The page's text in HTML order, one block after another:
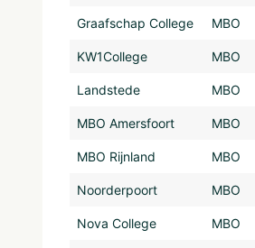
Graafschap College MBO
KW1College MBO
Landstede MBO
MBO Amersfoort MBO
MBO Rijnland MBO
Noorderpoort MBO
Nova College MBO